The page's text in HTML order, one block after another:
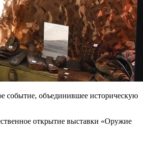
событие, объединившее историческую
открытие выставки «Оружие